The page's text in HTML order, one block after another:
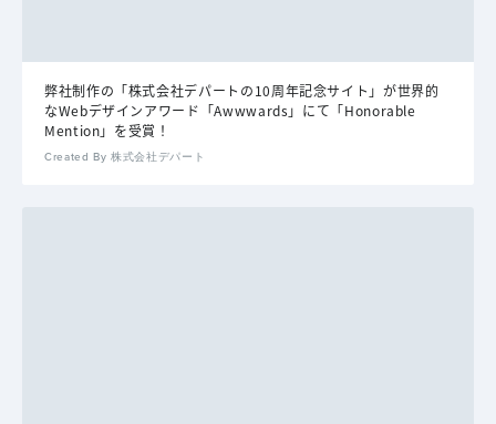
弊社制作の「株式会社デパートの10周年記念サイト」が世界的
なWebデザインアワード「Awwwards」にて「Honorable
Mention」を受賞！
Created By 株式会社デパート